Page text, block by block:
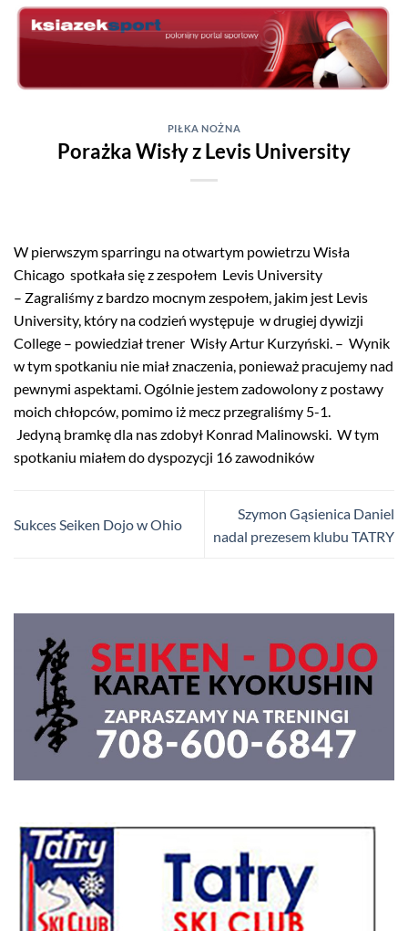
Skip
PIŁKA NOŻNA
Porażka Wisły z Levis University
W pierwszym sparringu na otwartym powietrzu Wisła
Chicago spotkała się z zespołem Levis University
– Zagraliśmy z bardzo mocnym zespołem, jakim jest Levis
University, który na codzień występuje w drugiej dywizji
College – powiedział trener Wisły Artur Kurzyński. – Wynik
w tym spotkaniu nie miał znaczenia, ponieważ pracujemy nad
pewnymi aspektami. Ogólnie jestem zadowolony z postawy
moich chłopców, pomimo iż mecz przegraliśmy 5-1.
Jedyną bramkę dla nas zdobył Konrad Malinowski. W tym
spotkaniu miałem do dyspozycji 16 zawodników
Sukces Seiken Dojo w Ohio
Szymon Gąsienica Daniel
nadal prezesem klubu TATRY